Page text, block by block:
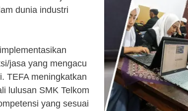
dunia industri
jasa yang mengacu
TEFA meningkatkan
lulusan SMK Telkom
yang sesuai